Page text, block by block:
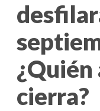
¿Quién
cierra?